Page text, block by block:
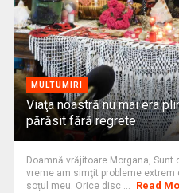
MULTUMIRI
Viaţa noastră nu mai era
părăsit fără regrete
Doamnă vrăjitoare Morgana,
vreme am simţit probleme
soțul meu. Orice disc ...
Read